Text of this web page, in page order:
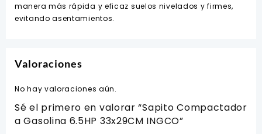
manera más rápida y eficaz suelos nivelados y firmes,
evitando asentamientos.
Valoraciones
No hay valoraciones aún.
Sé el primero en valorar “Sapito Compactador
a Gasolina 6.5HP 33x29CM INGCO”